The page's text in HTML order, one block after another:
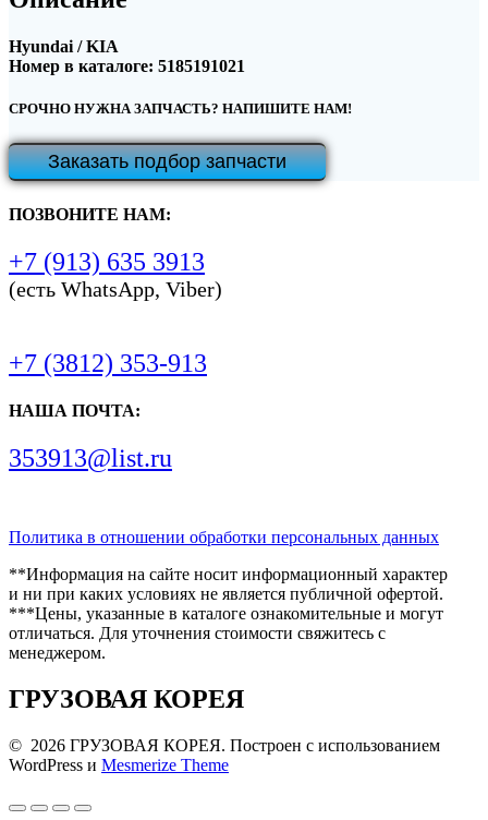
Hyundai / KIA
Номер в каталоге: 5185191021
СРОЧНО НУЖНА ЗАПЧАСТЬ? НАПИШИТЕ НАМ!
Заказать подбор запчасти
ПОЗВОНИТЕ НАМ:
+7 (913) 635 3913
(есть WhatsApp, Viber)
+7 (3812) 353-913
НАША ПОЧТА:
353913@list.ru
Политика в отношении обработки персональных данных
**Информация на сайте носит информационный характер
и ни при каких условиях не является публичной офертой.
***Цены, указанные в каталоге ознакомительные и могут
отличаться. Для уточнения стоимости свяжитесь с
менеджером.
ГРУЗОВАЯ КОРЕЯ
© 2026 ГРУЗОВАЯ КОРЕЯ. Построен с использованием
WordPress и Mesmerize Theme